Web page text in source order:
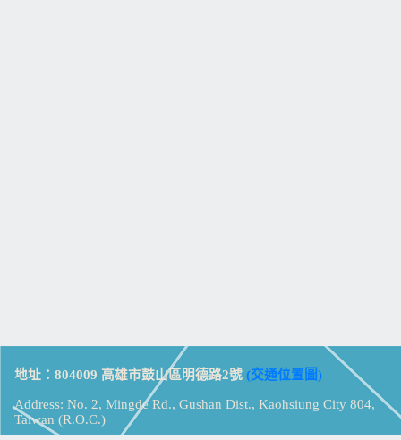
地址：804009 高雄市鼓山區明德路2號 (交通位置圖)
Address: No. 2, Mingde Rd., Gushan Dist., Kaohsiung City 804,
Taiwan (R.O.C.)